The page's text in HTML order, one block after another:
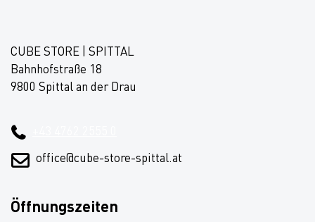
CUBE STORE | SPITTAL
Bahnhofstraße 18
9800 Spittal an der Drau
office@cube-store-spittal.at
Öffnungszeiten